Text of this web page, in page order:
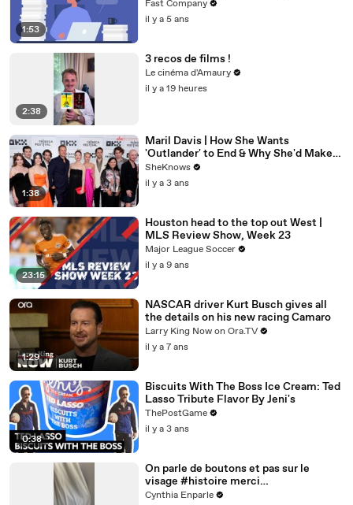
1:53
Fast Company
il y a 5 ans
2:38
3 recos de films !
Le cinéma d'Amaury
il y a 19 heures
1:38
Maril Davis | How She Wants
'Outlander' to End & Why She'd Make
Caitríona Balfe Do a TikTok Dance
SheKnows
il y a 3 ans
23:15
Houston head to the top out West |
MLS Review Show, Week 23
Major League Soccer
il y a 9 ans
1:29
NASCAR driver Kurt Busch gives all
the details on his new racing Camaro
Larry King Now on Ora.TV
il y a 7 ans
0:38
Biscuits With The Boss Ice Cream: Ted
Lasso Tribute Flavor By Jeni's
ThePostGame
il y a 3 ans
On parle de boutons et pas sur le
visage #histoire merci
@studio_paillette prêt*
Cynthia Enparle